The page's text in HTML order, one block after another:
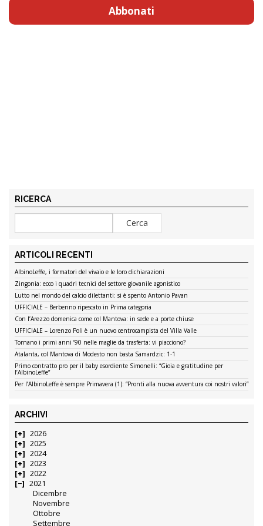
Abbonati
RICERCA
ARTICOLI RECENTI
AlbinoLeffe, i formatori del vivaio e le loro dichiarazioni
Zingonia: ecco i quadri tecnici del settore giovanile agonistico
Lutto nel mondo del calcio dilettanti: si è spento Antonio Pavan
UFFICIALE – Berbenno ripescato in Prima categoria
Con l’Arezzo domenica come col Mantova: in sede e a porte chiuse
UFFICIALE – Lorenzo Poli è un nuovo centrocampista del Villa Valle
Tornano i primi anni ’90 nelle maglie da trasferta: vi piacciono?
Atalanta, col Mantova di Modesto non basta Samardzic: 1-1
Primo contratto pro per il baby esordiente Simonelli: “Gioia e gratitudine per
l’AlbinoLeffe”
Per l’AlbinoLeffe è sempre Primavera (1): “Pronti alla nuova avventura coi nostri valori”
ARCHIVI
2026
2025
2024
2023
2022
2021
Dicembre
Novembre
Ottobre
Settembre